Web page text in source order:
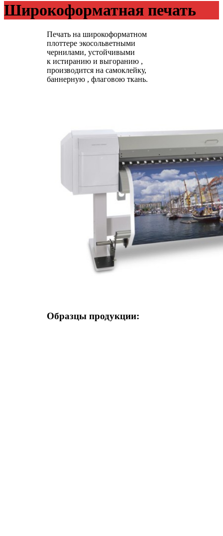
Широкоформатная печать
Печать на широкоформатном
плоттере экосольветными
чернилами, устойчивыми
к истиранию и выгоранию ,
производится на самоклейку,
баннерную , флаговою ткань.
Образцы продукции: